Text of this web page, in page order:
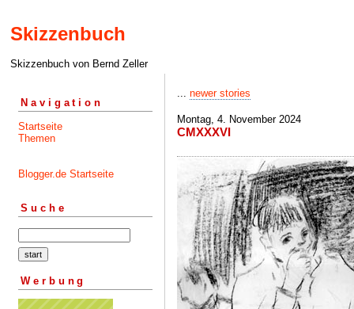
Skizzenbuch
Skizzenbuch von Bernd Zeller
Navigation
Startseite
Themen
Blogger.de Startseite
Suche
Werbung
... newer stories
Montag, 4. November 2024
CMXXXVI